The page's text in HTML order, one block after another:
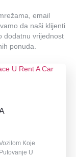
email
da naši klijenti
dodatnu vrijednost
ponuda.
Koje
U